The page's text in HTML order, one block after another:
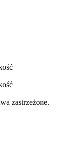
zastrzeżone.